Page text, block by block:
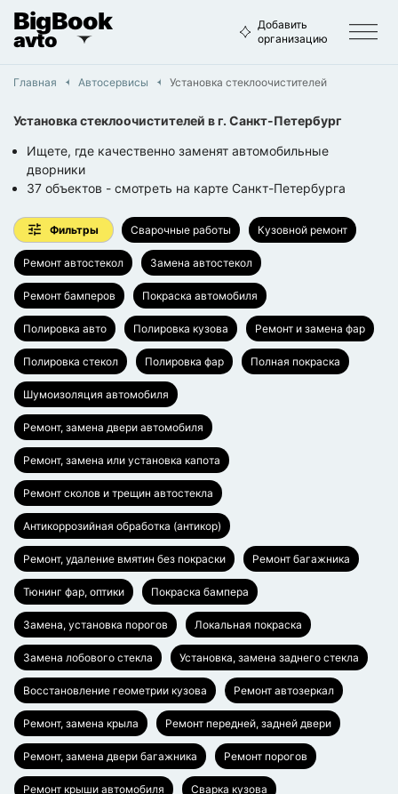
BigBook
avto
Добавить
организацию
Главная Автосервисы Установка стеклоочистителей
Установка стеклоочистителей в г. Санкт-Петербург
Ищете, где качественно заменят автомобильные
дворники
37 объектов - смотреть на карте Санкт-Петербурга
Фильтры Сварочные работы Кузовной ремонт
Ремонт автостекол Замена автостекол
Ремонт бамперов Покраска автомобиля
Полировка авто Полировка кузова Ремонт и замена фар
Полировка стекол Полировка фар Полная покраска
Шумоизоляция автомобиля
Ремонт, замена двери автомобиля
Ремонт, замена или установка капота
Ремонт сколов и трещин автостекла
Антикоррозийная обработка (антикор)
Ремонт, удаление вмятин без покраски Ремонт багажника
Тюнинг фар, оптики Покраска бампера
Замена, установка порогов Локальная покраска
Замена лобового стекла Установка, замена заднего стекла
Восстановление геометрии кузова Ремонт автозеркал
Ремонт, замена крыла Ремонт передней, задней двери
Ремонт, замена двери багажника Ремонт порогов
Ремонт крыши автомобиля Сварка кузова